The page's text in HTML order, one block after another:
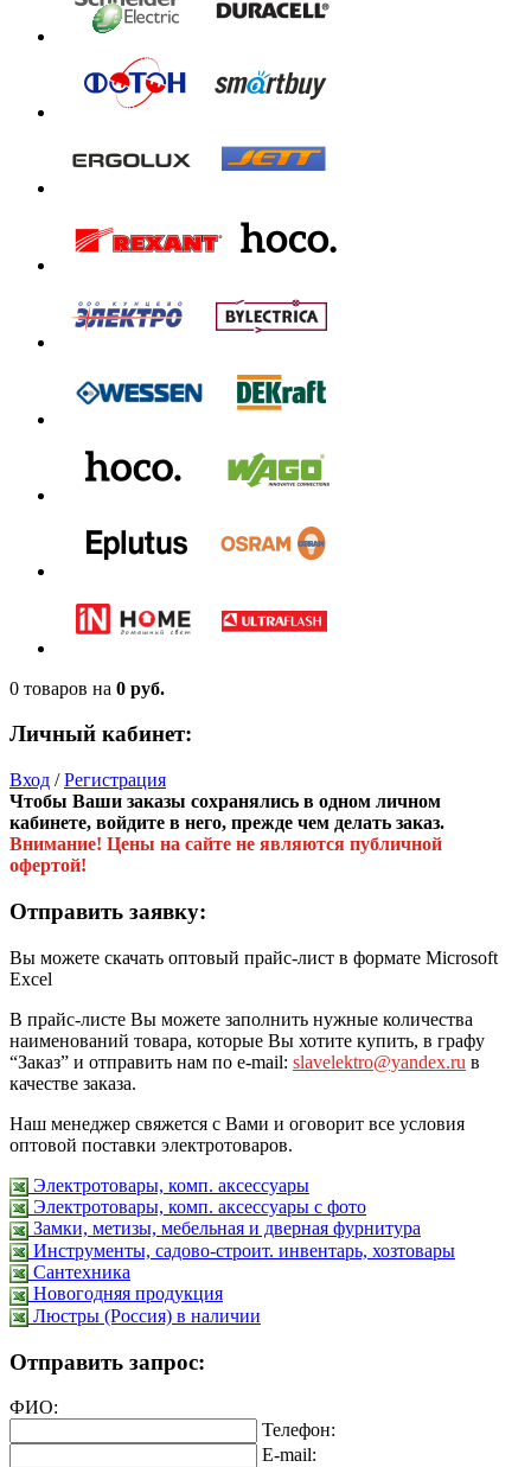
0 товаров на 0 руб.
Личный кабинет:
Вход /Регистрация
Чтобы Ваши заказы сохранялись в одном личном
кабинете, войдите в него, прежде чем делать заказ.
Внимание! Цены на сайте не являются публичной
офертой!
Отправить заявку:
Вы можете скачать оптовый прайс-лист в формате Microsoft
Excel
В прайс-листе Вы можете заполнить нужные количества
наименований товара, которые Вы хотите купить, в графу
“Заказ” и отправить нам по e-mail: slavelektro@yandex.ru в
качестве заказа.
Наш менеджер свяжется с Вами и оговорит все условия
оптовой поставки электротоваров.
Электротовары, комп. аксессуары
Электротовары, комп. аксессуары с фото
Замки, метизы, мебельная и дверная фурнитура
Инструменты, садово-строит. инвентарь, хозтовары
Сантехника
Новогодняя продукция
Люстры (Россия) в наличии
Отправить запрос:
ФИО:
Телефон:
E-mail: